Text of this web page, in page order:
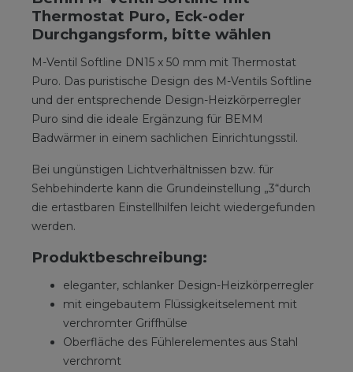
Thermostat Puro, Eck-oder
Durchgangsform, bitte wählen
M-Ventil Softline DN15 x 50 mm mit Thermostat
Puro. Das puristische Design des M-Ventils Softline
und der entsprechende Design-Heizkörperregler
Puro sind die ideale Ergänzung für BEMM
Badwärmer in einem sachlichen Einrichtungsstil.
Bei ungünstigen Lichtverhältnissen bzw. für
Sehbehinderte kann die Grundeinstellung „3“durch
die ertastbaren Einstellhilfen leicht wiedergefunden
werden.
Produktbeschreibung:
eleganter, schlanker Design-Heizkörperregler
mit eingebautem Flüssigkeitselement mit
verchromter Griffhülse
Oberfläche des Fühlerelementes aus Stahl
verchromt